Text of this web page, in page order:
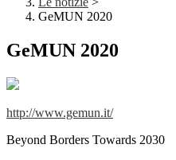
GeMUN 2020
GeMUN 2020
http://www.gemun.it/
Beyond Borders Towards 2030